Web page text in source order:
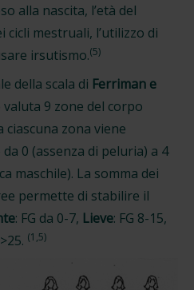
alla nascita, l’età del
cicli mestruali, l’utilizzo di
irsutismo.(5)
della scala di Ferriman e
valuta 9 zone del corpo
zona viene
0 (assenza di peluria) a 4
maschile). La somma dei
permette di stabilire il
: FG da 0-7, Lieve: FG 8-15,
>25. (1,5)